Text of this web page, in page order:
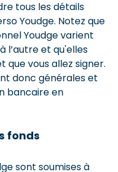
tous les détails
Youdge. Notez que
Youdge varient
l’autre et qu'elles
vous allez signer.
donc générales et
bancaire en
fonds
sont soumises à